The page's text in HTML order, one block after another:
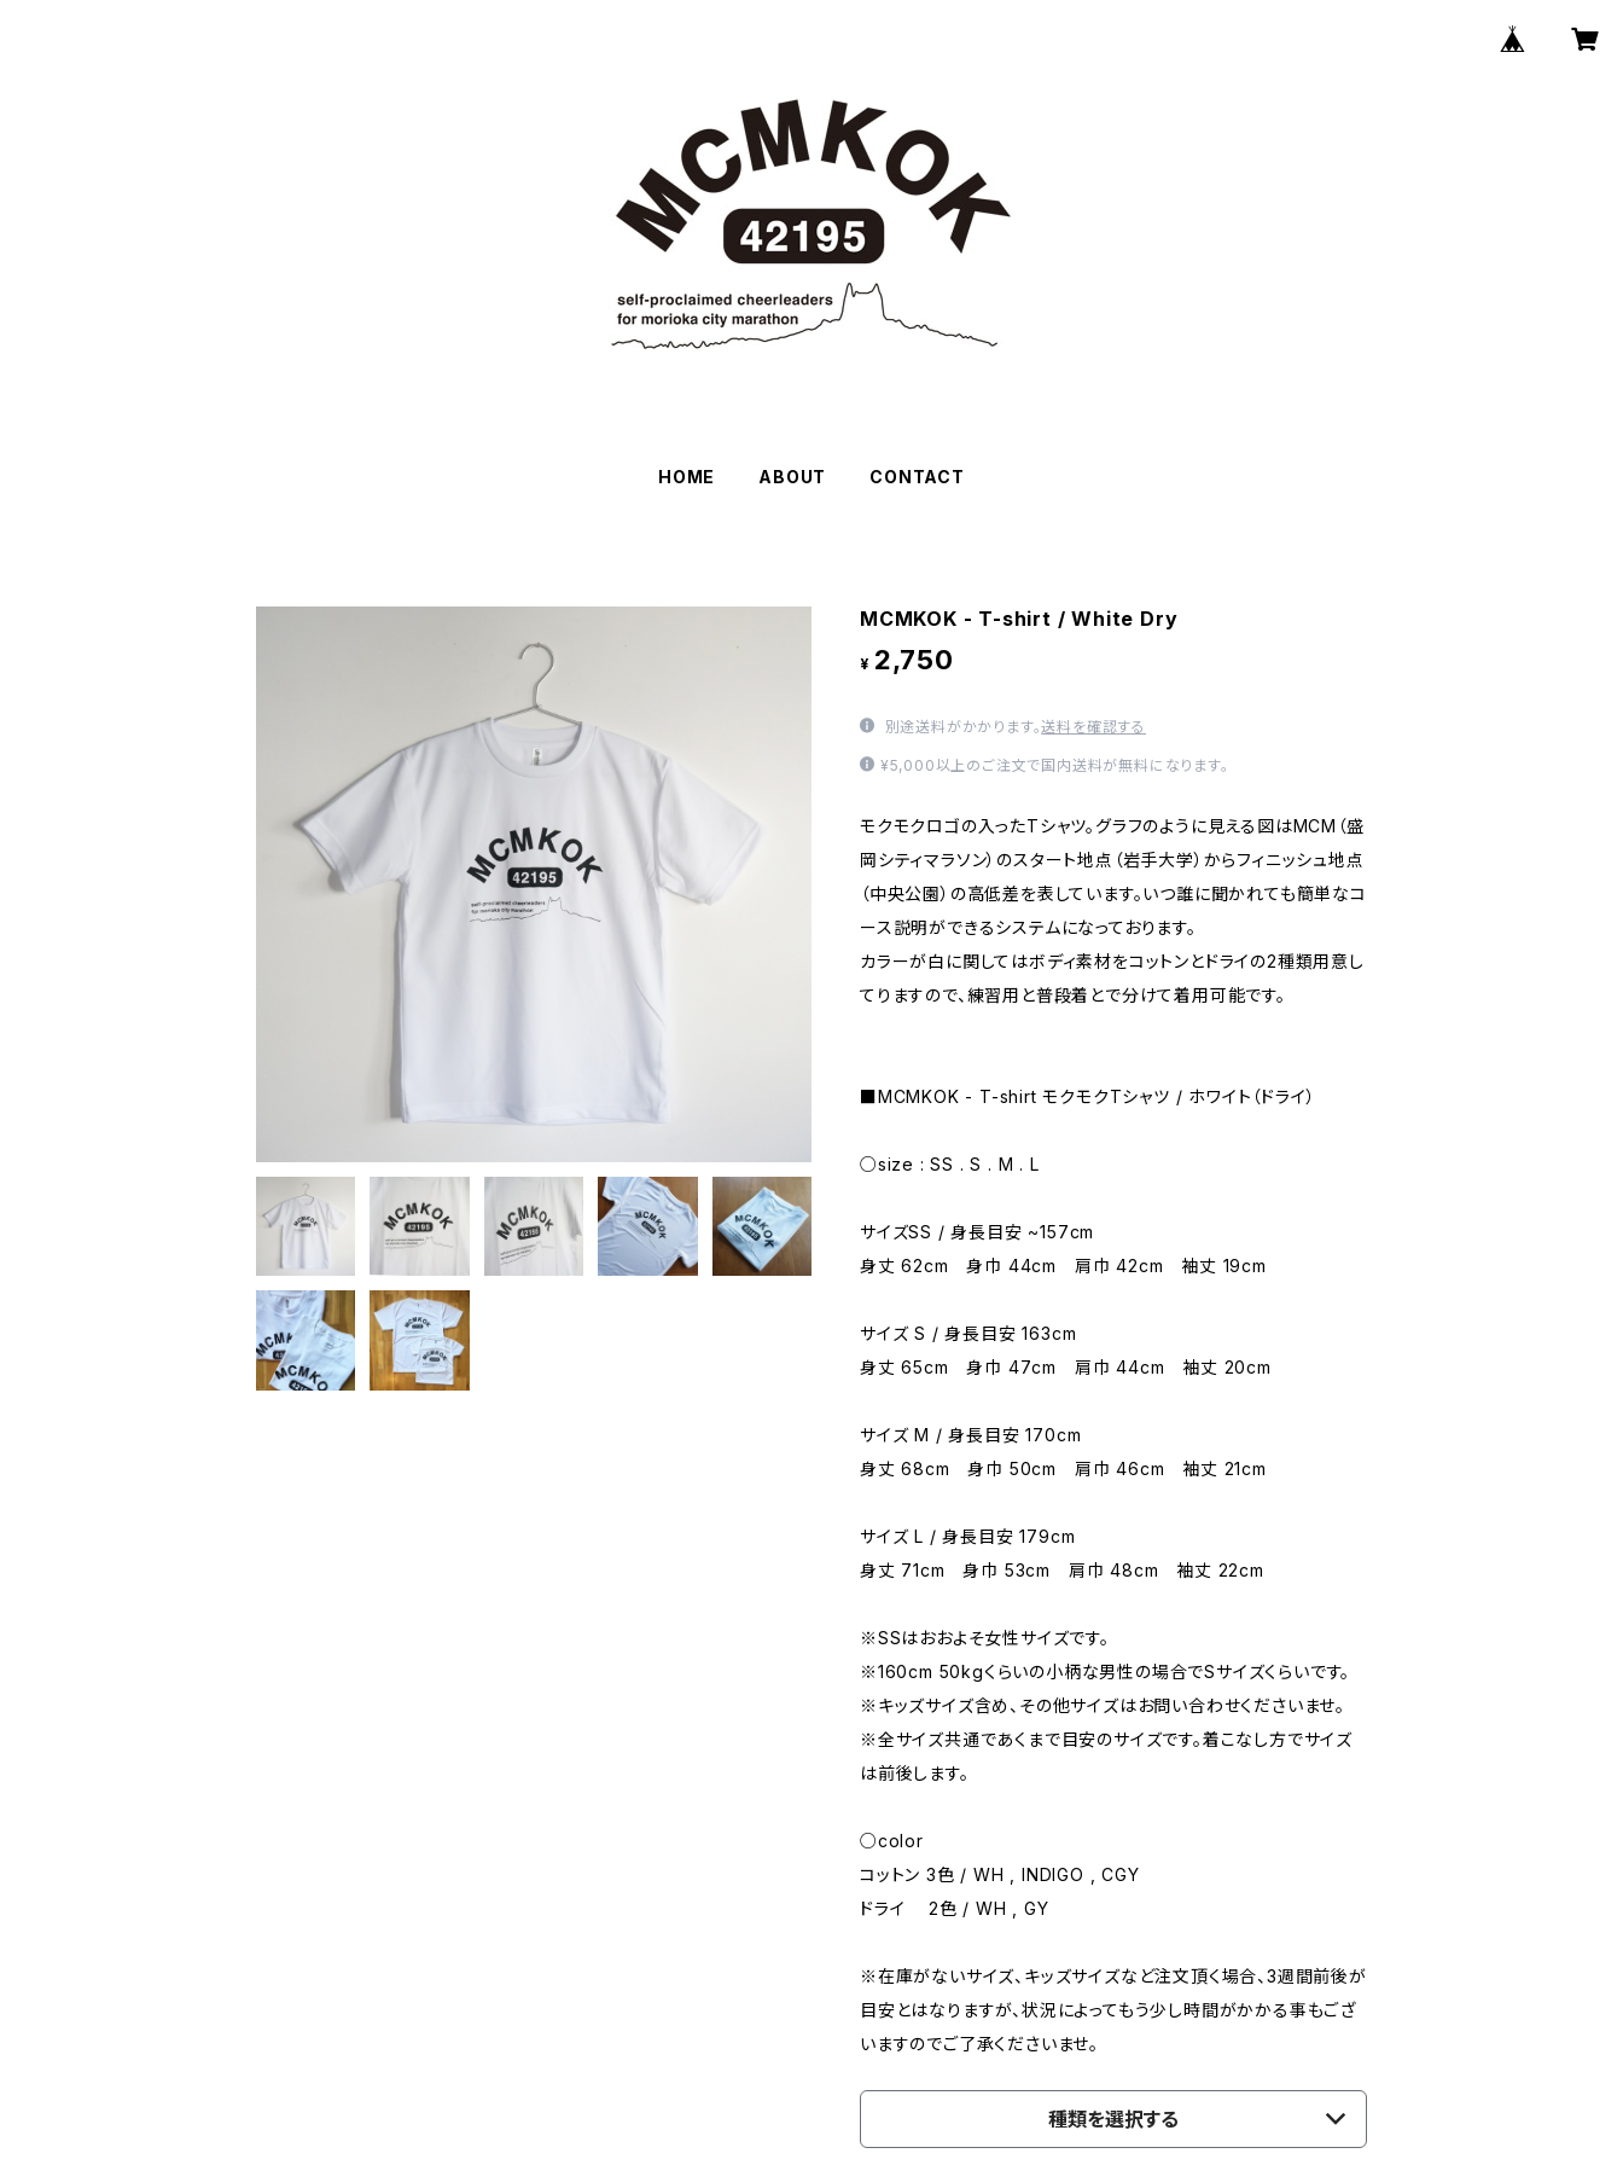
HOME ABOUT CONTACT
MCMKOK - T-shirt / White Dry
¥ 2,750
別途送料がかかります。送料を確認する
¥5,000以上のご注文で国内送料が無料になります。
モクモクロゴの入ったTシャツ。グラフのように見える図はMCM（盛
岡シティマラソン）のスタート地点（岩手大学）からフィニッシュ地点
（中央公園）の高低差を表しています。いつ誰に聞かれても簡単なコ
ース説明ができるシステムになっております。
カラーが白に関してはボディ素材をコットンとドライの2種類用意し
てりますので、練習用と普段着とで分けて着用可能です。
■MCMKOK - T-shirt モクモクTシャツ / ホワイト（ドライ）
○size : SS . S . M . L
サイズSS / 身長目安 ~157cm
身丈 62cm 身巾 44cm 肩巾 42cm 袖丈 19cm
サイズ S / 身長目安 163cm
身丈 65cm 身巾 47cm 肩巾 44cm 袖丈 20cm
サイズ M / 身長目安 170cm
身丈 68cm 身巾 50cm 肩巾 46cm 袖丈 21cm
サイズ L / 身長目安 179cm
身丈 71cm 身巾 53cm 肩巾 48cm 袖丈 22cm
※SSはおおよそ女性サイズです。
※160cm 50kgくらいの小柄な男性の場合でSサイズくらいです。
※キッズサイズ含め、その他サイズはお問い合わせくださいませ。
※全サイズ共通であくまで目安のサイズです。着こなし方でサイズ
は前後します。
○color
コットン 3色 / WH , INDIGO , CGY
ドライ 2色 / WH , GY
※在庫がないサイズ、キッズサイズなど注文頂く場合、3週間前後が
目安とはなりますが、状況によってもう少し時間がかかる事もござ
いますのでご了承くださいませ。
種類を選択する